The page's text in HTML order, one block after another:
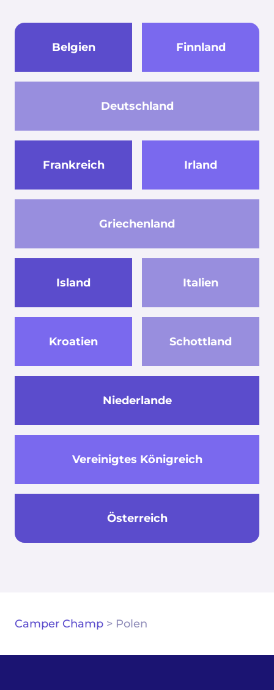
Belgien
Deutschland
Finnland
Frankreich
Griechenland
Irland
Island Italien
Kroatien
Niederlande
Schottland
Vereinigtes Königreich
Österreich
Camper Champ > Polen